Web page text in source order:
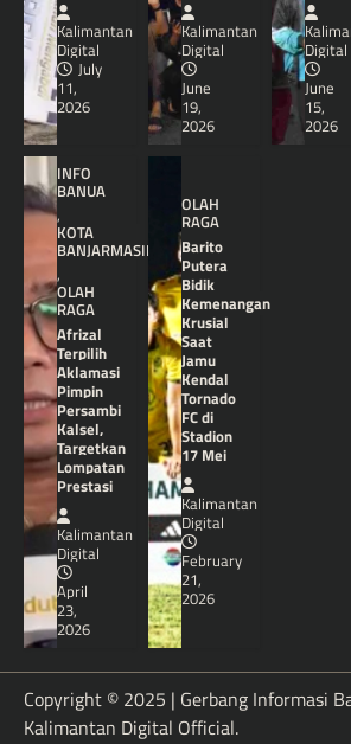
Kalimantan
Digital
July
11,
2026
Kalimantan
Digital
June
19,
2026
Digital
June
15,
2026
INFO
BANUA
,
KOTA
BANJARMASIN
,
OLAH
RAGA
Afrizal
Terpilih
Aklamasi
Pimpin
Persambi
Kalsel,
Targetkan
Lompatan
Prestasi
Kalimantan
Digital
April
23,
2026
OLAH
RAGA
Barito
Putera
Bidik
Kemenangan
Krusial
Saat
Jamu
Kendal
Tornado
FC di
Stadion
17 Mei
Kalimantan
Digital
February
21,
2026
Copyright © 2025 | Gerbang Informasi
Kalimantan Digital Official.